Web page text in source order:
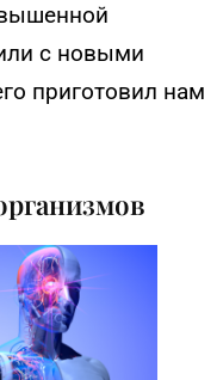
с новыми
приготовил нам